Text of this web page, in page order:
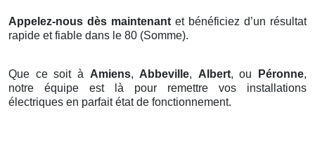
Appelez-nous dès maintenant et bénéficiez d’un résultat
rapide et fiable dans le 80 (Somme).
Que ce soit à Amiens, Abbeville, Albert, ou Péronne,
notre équipe est là pour remettre vos installations
électriques en parfait état de fonctionnement.